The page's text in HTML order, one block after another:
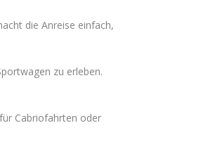
die Anreise einfach,
zu erleben.
Cabriofahrten oder